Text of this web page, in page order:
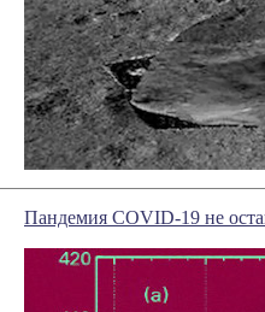
Пандемия COVID-19 не